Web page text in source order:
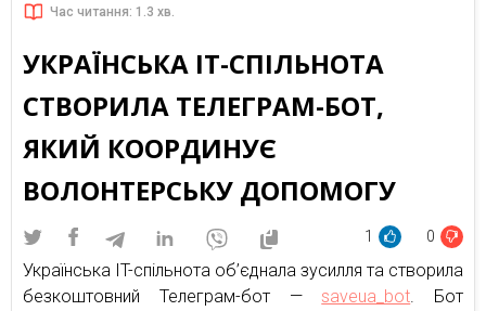
Час читання: 1.3 хв.
УКРАЇНСЬКА IT-СПІЛЬНОТА
СТВОРИЛА ТЕЛЕГРАМ-БОТ,
ЯКИЙ КООРДИНУЄ
ВОЛОНТЕРСЬКУ ДОПОМОГУ
1 0
Українська IT-спільнота об’єднала зусилля та створила
безкоштовний Телеграм-бот — saveua_bot. Бот